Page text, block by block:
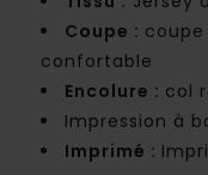
Coupe :
confortable
Encolure : col
Impression à
Imprimé :